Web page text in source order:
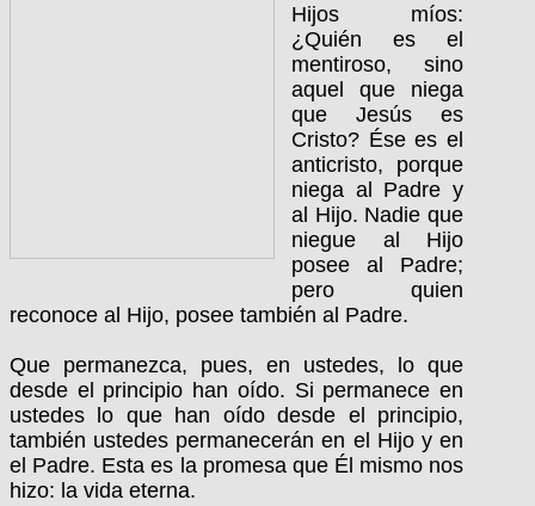
Hijos míos:
¿Quién es el
mentiroso, sino
aquel que niega
que Jesús es
Cristo? Ése es el
anticristo, porque
niega al Padre y
al Hijo. Nadie que
niegue al Hijo
posee al Padre;
pero quien
reconoce al Hijo, posee también al Padre.
Que permanezca, pues, en ustedes, lo que
desde el principio han oído. Si permanece en
ustedes lo que han oído desde el principio,
también ustedes permanecerán en el Hijo y en
el Padre. Esta es la promesa que Él mismo nos
hizo: la vida eterna.